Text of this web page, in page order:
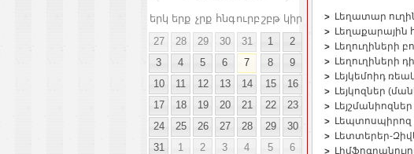
երկ երք չրք հնգուրբ շբթ կիր
27
28 29 30 31 1
2
3
4 5 6 7 8
9
10
11 12 13 14 15
16
17
18 19 20 21 22
23
24
25 26 27 28 29
30
31
1 2 3 4 5 6
Լեղատար
Լեղաքարային
Լեղուղիների
Լեղուղիների
Լեյկեմոիդ
Լեյկոզներ
Լետտերեր-